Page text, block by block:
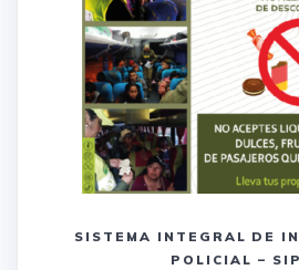
SISTEMA INTEGRAL DE
POLICIAL –